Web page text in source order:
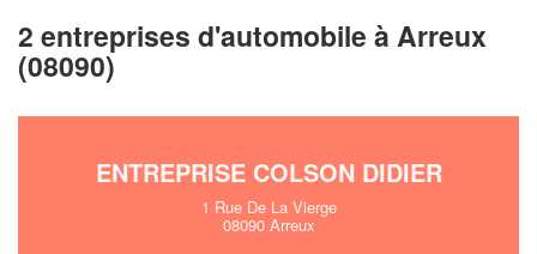
2 entreprises d'automobile à Arreux
(08090)
ENTREPRISE COLSON DIDIER
1 Rue De La Vierge
08090 Arreux
Augmentez votrechiffre